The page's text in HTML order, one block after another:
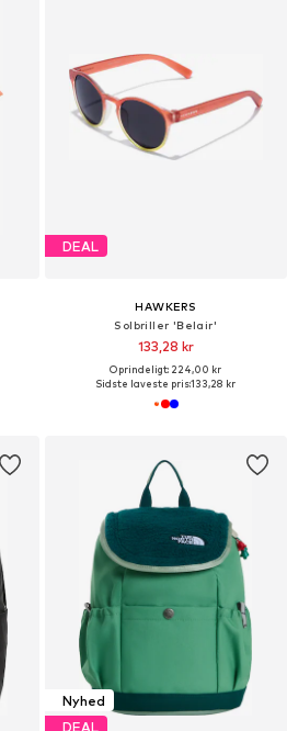
DEAL
HAWKERS
Solbriller 'Belair'
133,28 kr
Oprindeligt: 224,00 kr
Sidste laveste pris:133,28 kr
Nyhed
DEAL